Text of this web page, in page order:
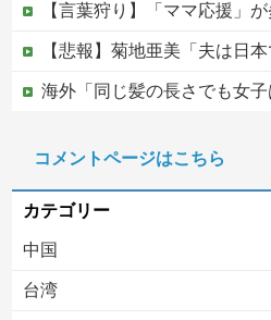
【言葉狩り】「ママ応援」が炎上
【悲報】菊地亜美「夫は日本で仕事、私と子供はマレ
海外「同じ髪の長さでも女子はボーイッシュ、男子は女っぽい
【移民政策反対】イオンの売り場
コメントページはこちら
カテゴリー
中国
台湾